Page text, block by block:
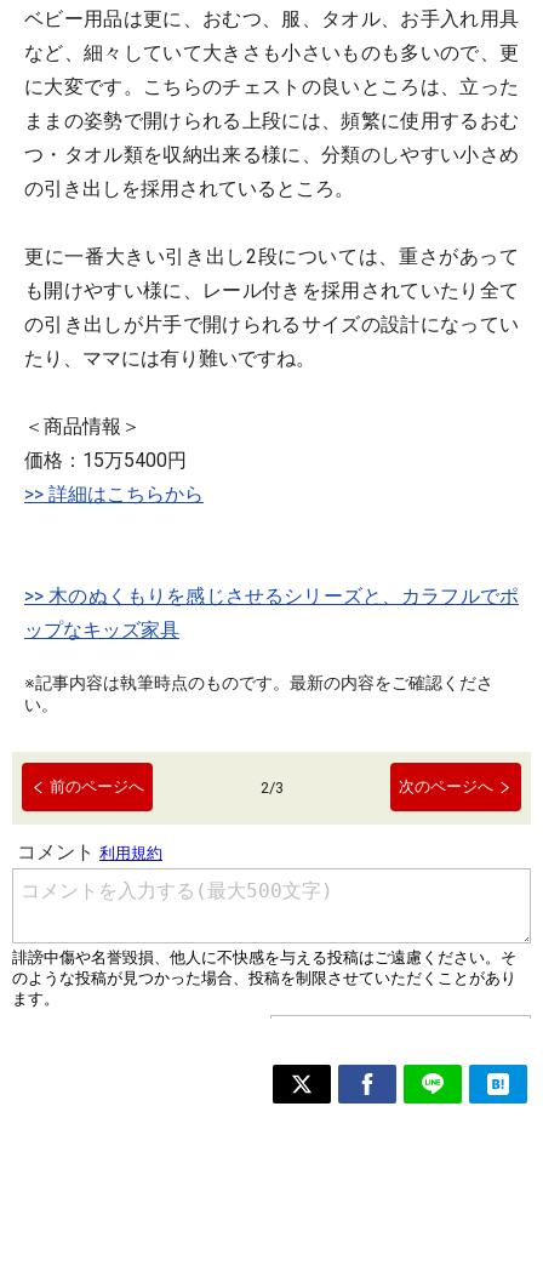
ベビー用品は更に、おむつ、服、タオル、お手入れ用具
など、細々していて大きさも小さいものも多いので、更
に大変です。こちらのチェストの良いところは、立った
ままの姿勢で開けられる上段には、頻繁に使用するおむ
つ・タオル類を収納出来る様に、分類のしやすい小さめ
の引き出しを採用されているところ。
更に一番大きい引き出し2段については、重さがあって
も開けやすい様に、レール付きを採用されていたり全て
の引き出しが片手で開けられるサイズの設計になってい
たり、ママには有り難いですね。
＜商品情報＞
価格：15万5400円
>> 詳細はこちらから
>> 木のぬくもりを感じさせるシリーズと、カラフルでポ
ップなキッズ家具
※記事内容は執筆時点のものです。最新の内容をご確認くださ
い。
前のページへ 2/3 次のページへ